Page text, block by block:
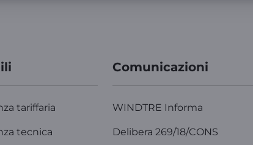
tariffaria
tecnica
Comunicazioni
WINDTRE Informa
Delibera 269/18/CONS